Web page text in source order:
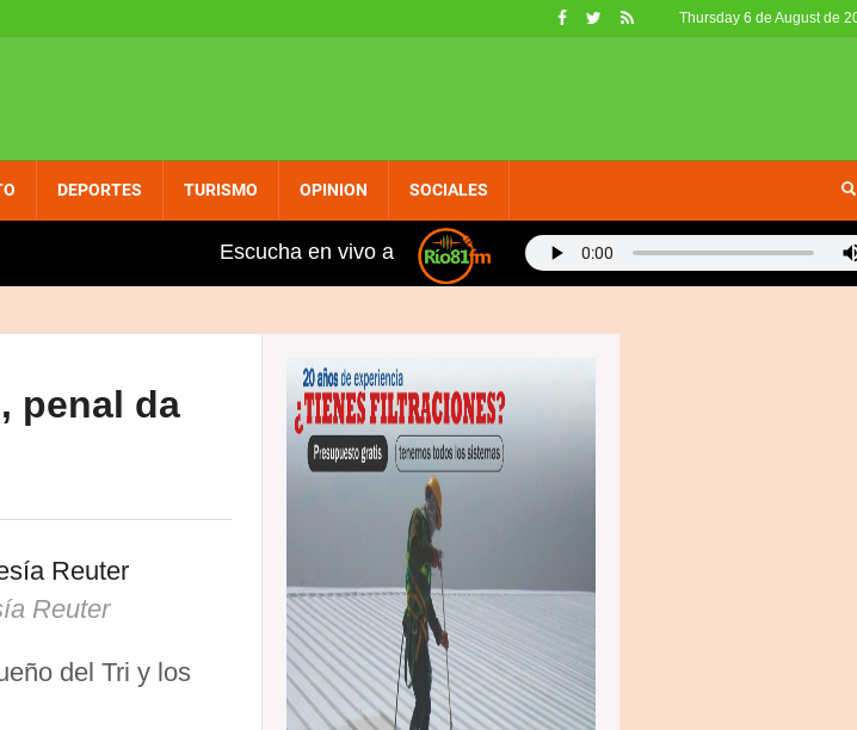
Thursday 6 de August de
DEPORTES TURISMO OPINION SOCIALES
Marileidy por nuevo récord en 400 metros planos: "Hablé con Kelvin para agilizar tu
Escucha en vivo a
penal da
Reuter
del Tri y los